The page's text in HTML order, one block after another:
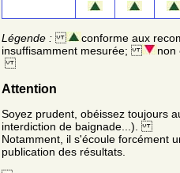
Légende : conforme aux
insuffisamment mesurée;
Attention
Soyez prudent, obéissez toujours
interdiction de baignade...).
Notamment, il s'écoule forcément
publication des résultats.